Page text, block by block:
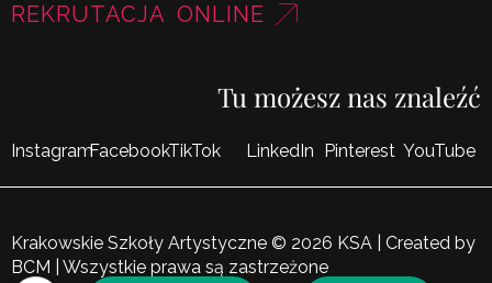
REKRUTACJA ONLINE
Tu możesz nas znaleźć
InstagramFacebookTikTok LinkedIn Pinterest YouTube
Krakowskie Szkoły Artystyczne © 2026 KSA | Created by
BCM
| Wszystkie prawa są zastrzeżone